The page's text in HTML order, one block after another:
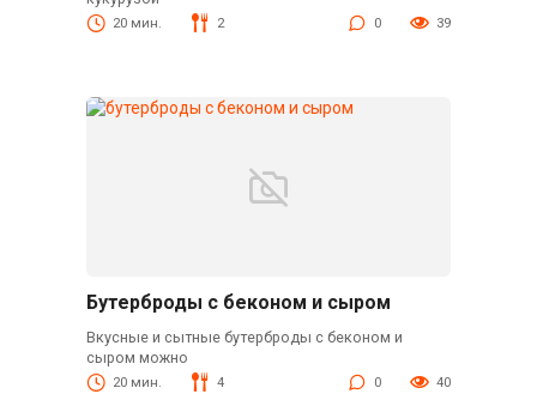
20 мин. 2 0 39
Бутерброды с беконом и сыром
Вкусные и сытные бутерброды с беконом и
сыром можно
20 мин. 4 0 40